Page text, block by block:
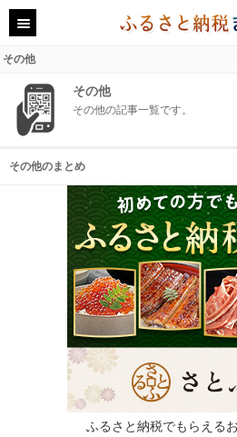
その他
その他
その他の記事一覧です。
その他のまとめ
ふるさと納税でもらえる